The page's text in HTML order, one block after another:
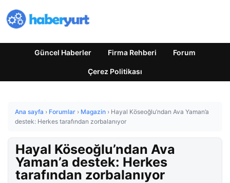
Güncel Haberler Firma Rehberi Forum
Çerez Politikası
Ana sayfa › Forumlar › Magazin › Hayal Köseoğlu’ndan Ava Yaman’a
destek: Herkes tarafından zorbalanıyor
Hayal Köseoğlu’ndan Ava
Yaman’a destek: Herkes
tarafından zorbalanıyor